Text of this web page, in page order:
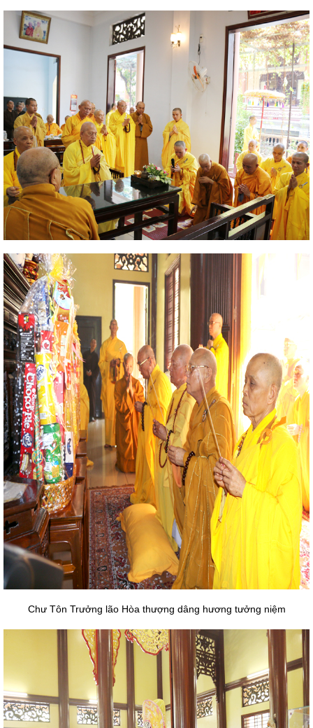
Chư Tôn Trưởng lão Hòa thượng dâng hương tưởng niệm